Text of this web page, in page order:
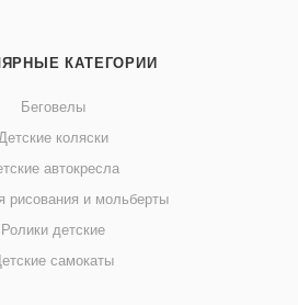
КАТЕГОРИИ
Беговелы
коляски
автокресла
рисования и мольберты
Ролики детские
самокаты